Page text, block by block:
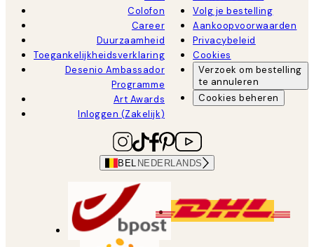
Colofon
Career
Duurzaamheid
Toegankelijkheidsverklaring
Desenio Ambassador
Programme
Art Awards
Inloggen (Zakelijk)
Volg je bestelling
Aankoopvoorwaarden
Privacybeleid
Cookies
Verzoek om bestelling
te annuleren
Cookies beheren
BEL NEDERLANDS